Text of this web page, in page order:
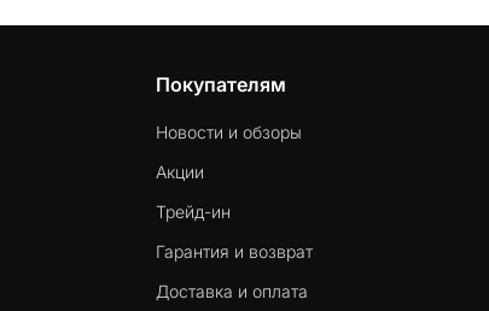
Покупателям
Новости и обзоры
Акции
Трейд-ин
Гарантия и возврат
Доставка и оплата